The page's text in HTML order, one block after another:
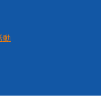
動